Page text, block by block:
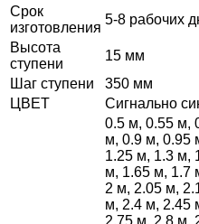
Срок
изготовления
5-8 рабочих
Высота
ступени
15 мм
Шаг ступени
350 мм
ЦВЕТ
Сигнально
0.5 м, 0.55 м,
м, 0.9 м, 0.95
1.25 м, 1.3 м,
м, 1.65 м, 1.7
2 м, 2.05 м,
м, 2.4 м, 2.45
2.75 м, 2.8 м,